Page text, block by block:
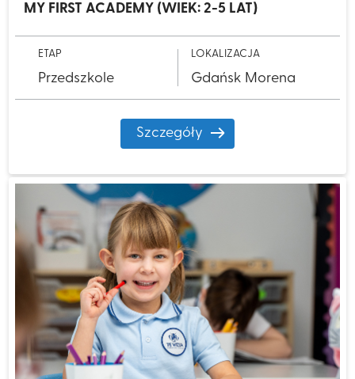
MY FIRST ACADEMY (WIEK: 2-5 LAT)
ETAP
Przedszkole
LOKALIZACJA
Gdańsk Morena
Szczegóły